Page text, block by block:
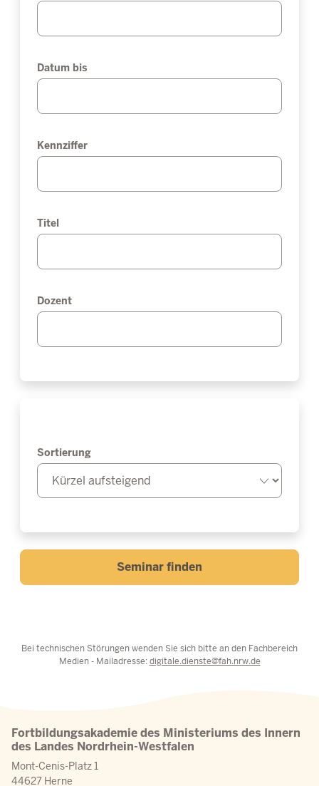
Datum bis
Kennziffer
Titel
Dozent
Sortierung
Seminar finden
Bei technischen Störungen wenden Sie sich bitte an den Fachbereich
Medien - Mailadresse:digitale.dienste@fah.nrw.de
Fortbildungsakademie des Ministeriums des Innern
des Landes Nordrhein-Westfalen
Mont-Cenis-Platz 1
44627 Herne